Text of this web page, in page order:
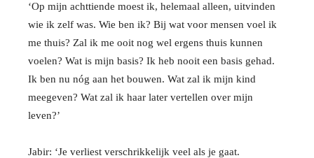
‘Op mijn achttiende moest ik, helemaal alleen, uitvinden
wie ik zelf was. Wie ben ik? Bij wat voor mensen voel ik
me thuis? Zal ik me ooit nog wel ergens thuis kunnen
voelen? Wat is mijn basis? Ik heb nooit een basis gehad.
Ik ben nu nóg aan het bouwen. Wat zal ik mijn kind
meegeven? Wat zal ik haar later vertellen over mijn
leven?’
Jabir: ‘Je verliest verschrikkelijk veel als je gaat.